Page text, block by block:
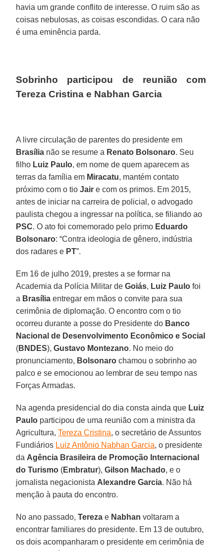
havia um grande conflito de interesse. O ruim são as
coisas nebulosas, as coisas escondidas. O cara não
é uma eminência parda.
Sobrinho participou de reunião com
Tereza Cristina e Nabhan Garcia
A livre circulação de parentes do presidente em
Brasília não se resume a Renato Bolsonaro. Seu
filho Luiz Paulo, em nome de quem aparecem as
terras da família em Miracatu, mantém contato
próximo com o tioJair e com os primos. Em 2015,
antes de iniciar na carreira de policial, o advogado
paulista chegou a ingressar na política, se filiando ao
PSC. O ato foi comemorado pelo primo Eduardo
Bolsonaro: “Contra ideologia de gênero, indústria
dos radares e PT”.
Em 16 de julho 2019, prestes a se formar na
Academia da Polícia Militar deGoiás, Luiz Paulo foi
a Brasília entregar em mãos o convite para sua
cerimônia de diplomação. O encontro com o tio
ocorreu durante a posse do Presidente do Banco
Nacional de Desenvolvimento Econômico e Social
(BNDES),Gustavo Montezano. No meio do
pronunciamento, Bolsonaro chamou o sobrinho ao
palco e se emocionou ao lembrar de seu tempo nas
Forças Armadas.
Na agenda presidencial do dia consta ainda que Luiz
Paulo participou de uma reunião com a ministra da
Agricultura,Tereza Cristina, o secretário de Assuntos
Fundiários Luiz Antônio Nabhan Garcia, o presidente
da Agência Brasileira de Promoção Internacional
do Turismo (Embratur),Gilson Machado, e o
jornalista negacionista Alexandre Garcia. Não há
menção à pauta do encontro.
No ano passado,Tereza e Nabhan voltaram a
encontrar familiares do presidente. Em 13 de outubro,
os dois acompanharam o presidente em cerimônia de